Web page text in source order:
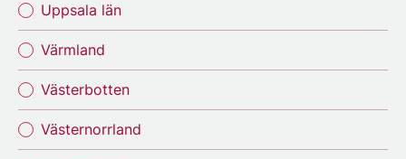
Uppsala län
Värmland
Västerbotten
Västernorrland